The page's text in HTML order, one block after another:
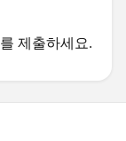
제출하세요.